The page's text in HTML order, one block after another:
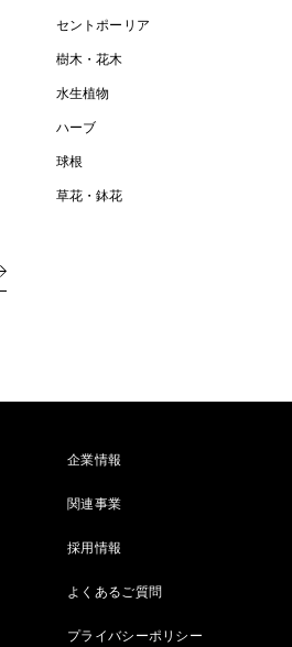
セントポーリア
樹木・花木
水生植物
ハーブ
球根
草花・鉢花
企業情報
関連事業
採用情報
よくあるご質問
プライバシーポリシー